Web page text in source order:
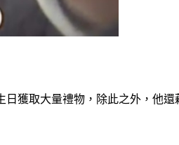
獲取大量禮物，除此之外，他